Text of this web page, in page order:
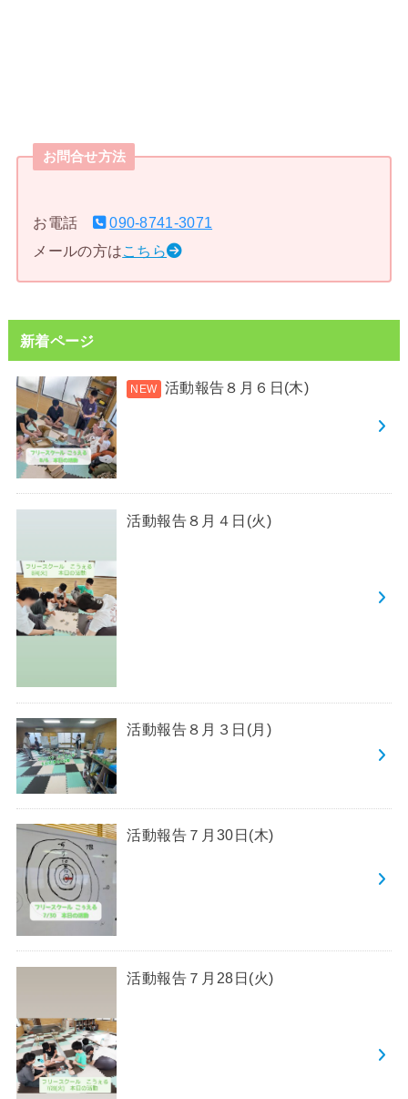
お問合せ方法
お電話
090-8741-3071
メールの方はこちら
新着ページ
活動報告８月６日(木)
活動報告８月４日(火)
活動報告８月３日(月)
活動報告７月30日(木)
活動報告７月28日(火)